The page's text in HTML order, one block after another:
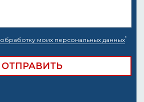
обработку моих персональных данных*